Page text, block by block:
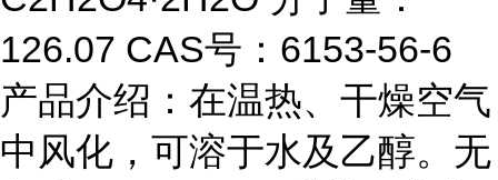
126.07 CAS号：6153-56-6
产品介绍：在温热、干燥空气
中风化，可溶于水及乙醇。无